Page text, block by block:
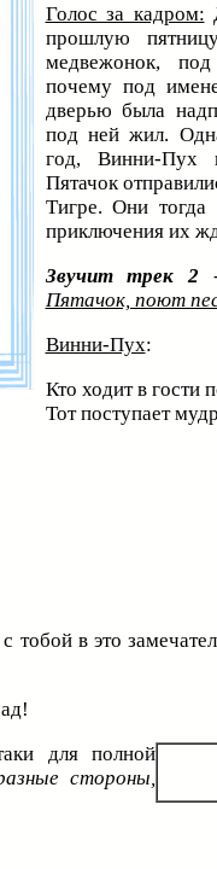
Голос за кадром:
прошлую
медвежонок,
почему под
дверью была
под ней жил.
год, Винни-Пух
Пятачок
Тигре. Они тогда
приключения их
Звучит трек 2
Пятачок, поют
Винни-Пух:
Кто ходит в гости
Тот поступает
в это
для полной
стороны,